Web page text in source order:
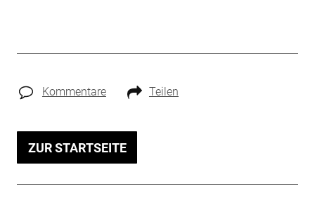
Kommentare Teilen
ZUR STARTSEITE